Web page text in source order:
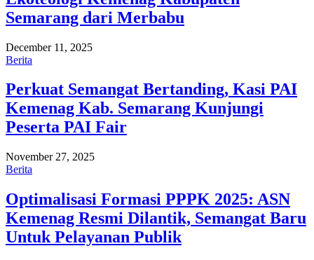
Semarang dari Merbabu
December 11, 2025
Berita
Perkuat Semangat Bertanding, Kasi PAI
Kemenag Kab. Semarang Kunjungi
Peserta PAI Fair
November 27, 2025
Berita
Optimalisasi Formasi PPPK 2025: ASN
Kemenag Resmi Dilantik, Semangat Baru
Untuk Pelayanan Publik